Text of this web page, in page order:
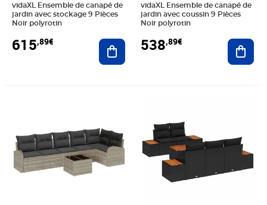
vidaXL Ensemble de canapé de
jardin avec stockage 9 Pièces
Noir polyrotin
615,89€ Ajouter au panier
vidaXL Ensemble de canapé de
jardin avec coussin 9 Pièces
Noir polyrotin
538,89€